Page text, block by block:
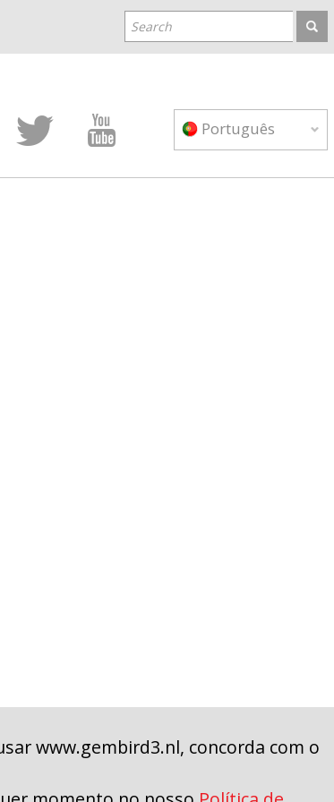
Português
 
www.gembird3.nl, concorda com o